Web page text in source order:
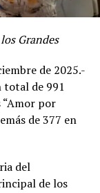
Grandes
de 2025.-
de 991
por
de 377 en
del
de los